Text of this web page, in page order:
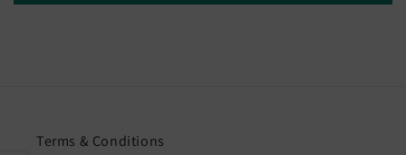
Terms & Conditions